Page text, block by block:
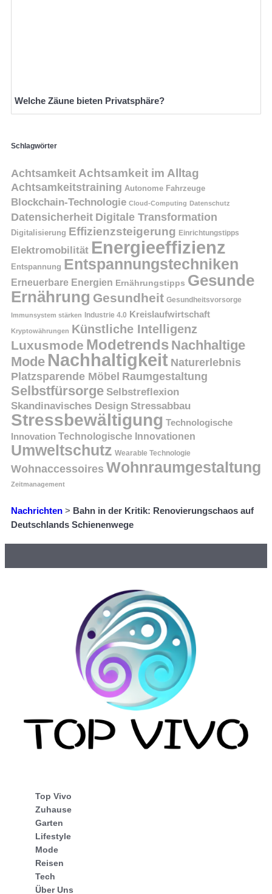
Welche Zäune bieten Privatsphäre?
Schlagwörter
Achtsamkeit Achtsamkeit im Alltag
Achtsamkeitstraining Autonome Fahrzeuge
Blockchain-Technologie Cloud-Computing Datenschutz
Datensicherheit Digitale Transformation
Digitalisierung Effizienzsteigerung Einrichtungstipps
Elektromobilität Energieeffizienz
Entspannung Entspannungstechniken
Erneuerbare Energien Ernährungstipps Gesunde
Ernährung Gesundheit Gesundheitsvorsorge
Immunsystem stärken Industrie 4.0 Kreislaufwirtschaft
Kryptowährungen Künstliche Intelligenz
Luxusmode Modetrends Nachhaltige
Mode Nachhaltigkeit Naturerlebnis
Platzsparende Möbel Raumgestaltung
Selbstfürsorge Selbstreflexion
Skandinavisches Design Stressabbau
Stressbewältigung Technologische
Innovation Technologische Innovationen
Umweltschutz Wearable Technologie
Wohnaccessoires Wohnraumgestaltung
Zeitmanagement
Nachrichten > Bahn in der Kritik: Renovierungschaos auf
Deutschlands Schienenwege
Top Vivo
Zuhause
Garten
Lifestyle
Mode
Reisen
Tech
Über Uns